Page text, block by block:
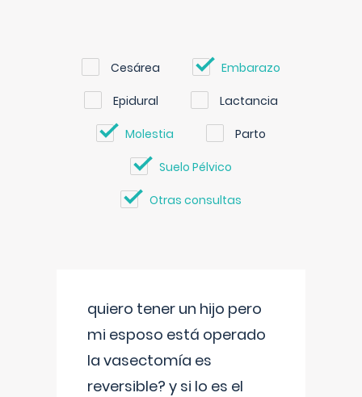
Cesárea Embarazo
Epidural Lactancia
Molestia Parto
Suelo Pélvico
Otras consultas
quiero tener un hijo pero
mi esposo está operado
la vasectomía es
reversible? y si lo es el